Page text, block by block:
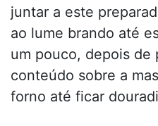
juntar a este
ao lume brando até
um pouco, depois de
conteúdo sobre a
forno até ficar